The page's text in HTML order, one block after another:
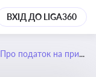
ВХІД ДО LIGA360
Про податок на прибуток